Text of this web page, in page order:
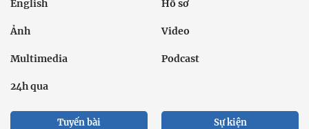
English Hồ sơ
Ảnh Video
Multimedia Podcast
24h qua
Tuyến bài Sự kiện